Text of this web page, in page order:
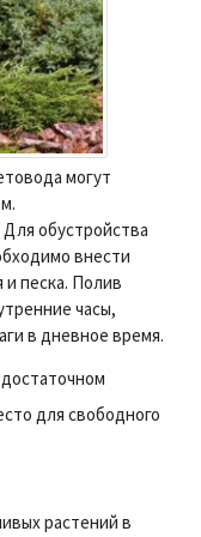
могут
Для обустройства
внести
и песка. Полив
часы,
в дневное время.
для свободного
растений в